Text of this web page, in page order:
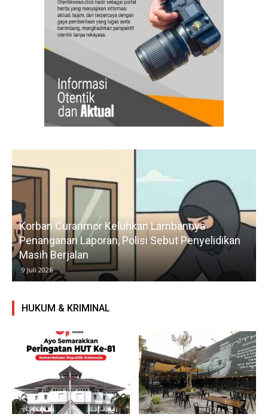
Penyelidikan
Praktisi Hukum Askun Kecam
Penculikan Pengurus Karang
Desak Polisi Segera Tangkap
26 Juni 2026
HUKUM & KRIMINAL